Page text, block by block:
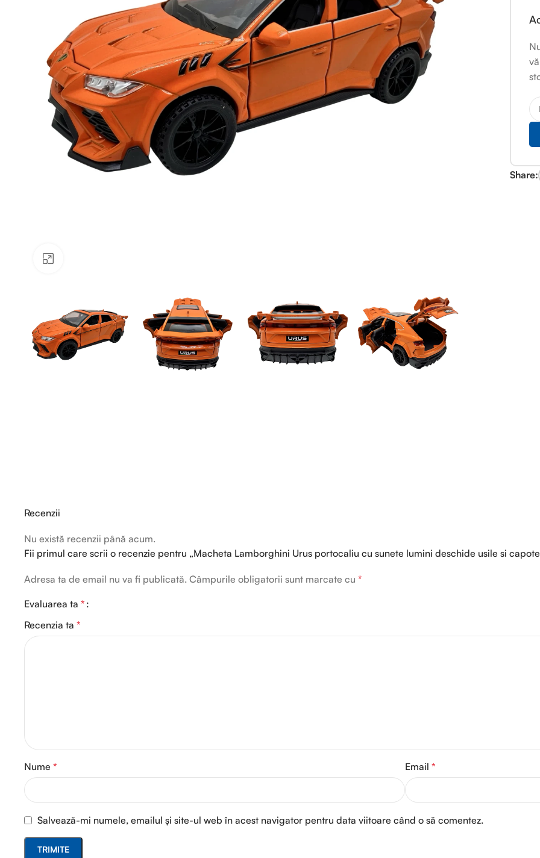
Share:
Recenzii
Nu există recenzii până acum.
Fii primul care scrii o recenzie pentru „Macheta Lamborghini Urus portocaliu cu sunete lumini deschide usile si
Adresa ta de email nu va fi publicată. Câmpurile obligatorii sunt marcate cu *
Evaluarea ta *
Recenzia ta *
Nume * Email *
Salvează-mi numele, emailul și site-ul web în acest navigator pentru data viitoare când o să comentez.